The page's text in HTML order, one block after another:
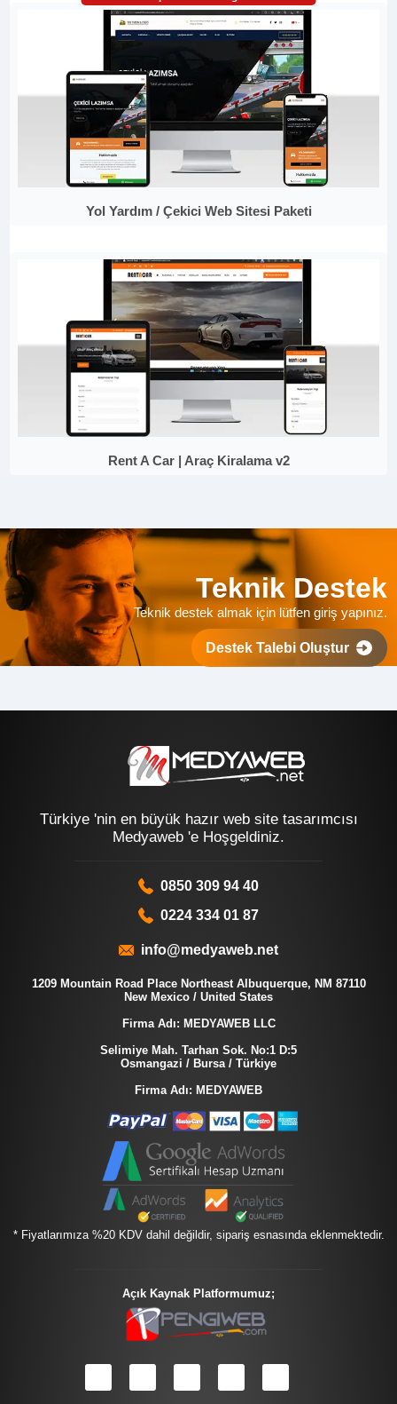
Yol Yardım / Çekici Web Sitesi Paketi
Rent A Car | Araç Kiralama v2
Teknik Destek
Teknik destek almak için lütfen giriş yapınız.
Destek Talebi Oluştur
Türkiye 'nin en büyük hazır web site tasarımcısı
Medyaweb 'e Hoşgeldiniz.
0850 309 94 40
0224 334 01 87
info@medyaweb.net
1209 Mountain Road Place Northeast Albuquerque, NM 87110
New Mexico / United States
Firma Adı: MEDYAWEB LLC
Selimiye Mah. Tarhan Sok. No:1 D:5
Osmangazi / Bursa / Türkiye
Firma Adı: MEDYAWEB
* Fiyatlarımıza %20 KDV dahil değildir, sipariş esnasında eklenmektedir.
Açık Kaynak Platformumuz;